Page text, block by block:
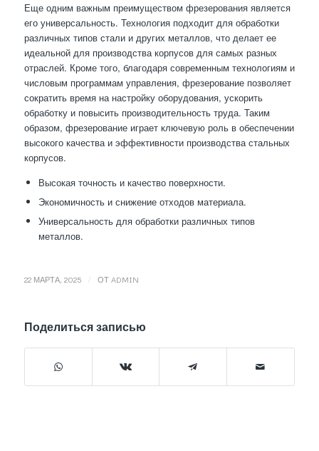
Еще одним важным преимуществом фрезерования является
его универсальность. Технология подходит для обработки
различных типов стали и других металлов, что делает ее
идеальной для производства корпусов для самых разных
отраслей. Кроме того, благодаря современным технологиям и
числовым программам управления, фрезерование позволяет
сократить время на настройку оборудования, ускорить
обработку и повысить производительность труда. Таким
образом, фрезерование играет ключевую роль в обеспечении
высокого качества и эффективности производства стальных
корпусов.
Высокая точность и качество поверхности.
Экономичность и снижение отходов материала.
Универсальность для обработки различных типов
металлов.
22 МАРТА, 2025 ОТ ADMIN
Поделиться записью